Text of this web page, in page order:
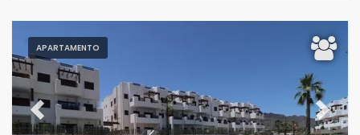
APARTAMENTO
Previous Next